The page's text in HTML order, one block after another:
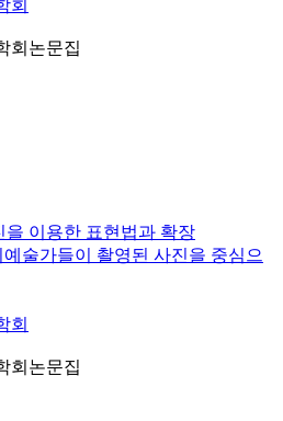
회
회논문집
을 이용한 표현법과 확장
예술가들이 촬영된 사진을 중심으
회
회논문집